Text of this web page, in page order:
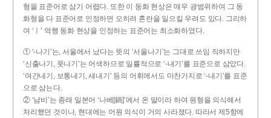
형을 표준어로 삼기 어렵다. 또한 이 동화 현상은 매우 광범위하여 그 동
화형을 다 표준어로 인정하면 오히려 혼란을 일으킬 우려도 있다. 그리하
여 ‘ㅣ’ 역행 동화 현상을 인정하는 표준어는 최소화하였다.
① ‘-나기’는, 서울에서 났다는 뜻의 ‘서울나기’는 그대로 쓰임 직하지만
‘신출나기, 풋나기’는 어색하므로 일률적으로 ‘-내기’를 표준으로 삼았다.
‘여간내기, 보통내기, 새내기’ 등의 어휘에서도 마찬가지로 ‘-내기’를 표준
으로 삼는다.
② ‘남비’는 종래 일본어 ‘나베[鍋]’에서 온 말이라 하여 원형을 의식해서
처리했던 것이나, 현대에는 어원 의식이 거의 사라졌다. 따라서 제5항에